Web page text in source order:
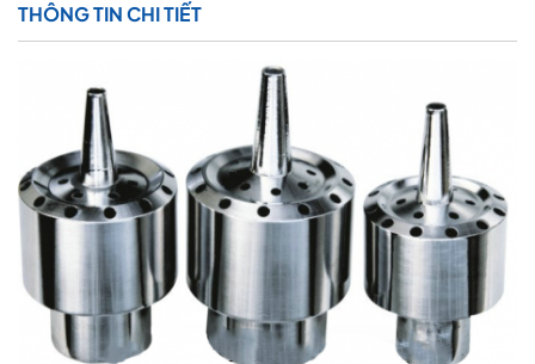
THÔNG TIN CHI TIẾT